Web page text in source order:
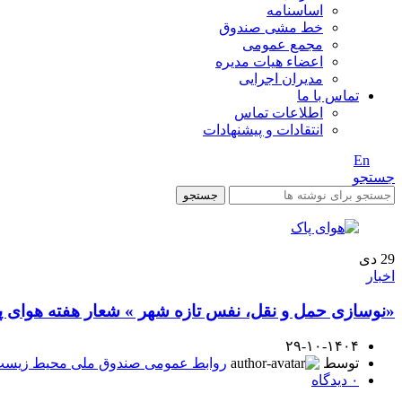
اساسنامه
خط مشی صندوق
مجمع عمومی
اعضاء هیات مدیره
مدیران اجرایی
تماس با ما
اطلاعات تماس
انتقادات و پیشنهادات
En
جستجو
جستجو
29 دی
اخبار
«نوسازی حمل و نقل، نفس تازه شهر » شعار هفته هوای
۲۹-۱۰-۱۴۰۴
توسط
روابط عمومی صندوق ملی محیط
۰ دیدگاه